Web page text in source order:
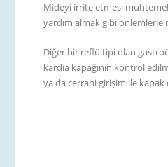
Mideyi irrite etmesi
yardım almak gibi önlemlerle
Diğer bir reflü tipi olan
kardia kapağının kontrol
ya da cerrahi girişim ile kapak